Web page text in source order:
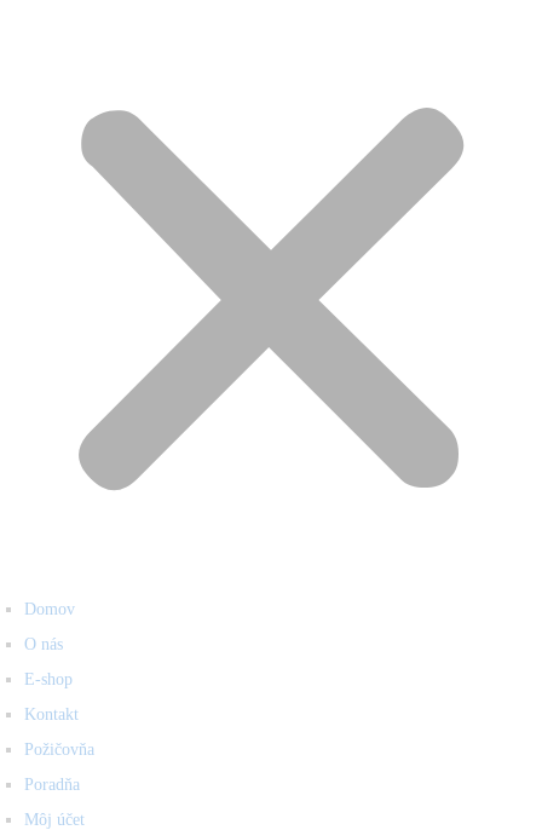
Domov
O nás
E-shop
Kontakt
Požičovňa
Poradňa
Môj účet